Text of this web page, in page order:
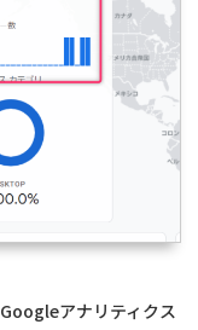
アナリティクス